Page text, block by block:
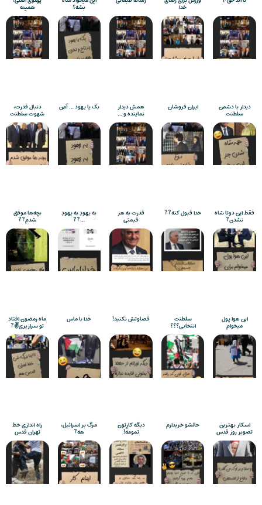
خدا بشه؟ همینه
دیدار با دشمن
سلطنت
ایران فروشان همش دیدار
نماینده و …
بکَ یا یهود … آمن دنبال قدرت،
شهوت سلطنت
فقط این دوتا شاه
نشدن?
خدا قبول کنه?? قدرت به هر
قیمتی
به یهودِ به یهودِ
…??
بچه‌ها موفق
شدم??
این هوا پول
میخوام
سلطنت
انتخابی؟؟؟
قصاوتش نکنید! خدا با ماس ماه رمضون افتاد
تو سرازیری✌️?
اسکار بهترین
تصویر روز قدس
حالشو خریدارم دیگه کارِتون
تمومه!
مرگ بر اسرائیل،
هه?
راه اندازی خط
تهران قدس